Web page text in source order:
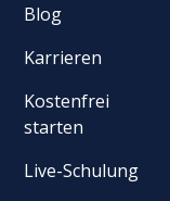
Blog
Karrieren
Kostenfrei
starten
Live-Schulung